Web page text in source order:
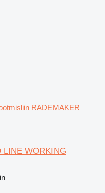
RADEMAKER
LINE WORKING